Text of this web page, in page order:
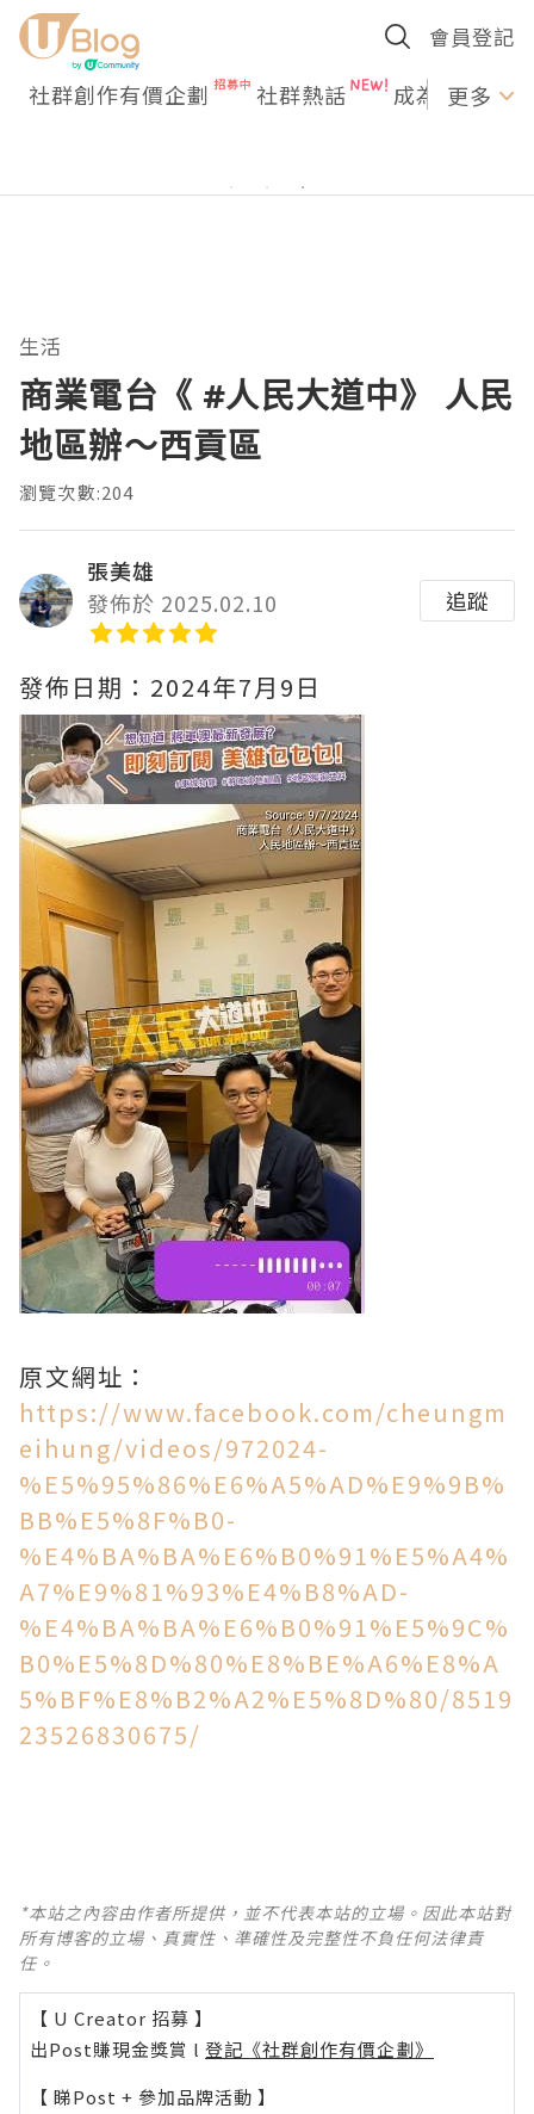
會員登記
社群創作有價企劃 社群熱話 成為U更多
生活
商業電台《 #人民大道中》 人民
地區辦～西貢區
瀏覽次數:204
張美雄
發佈於 2025.02.10
追蹤
發佈日期：2024年7月9日
原文網址：
https://www.facebook.com/cheungm
eihung/videos/972024-
%E5%95%86%E6%A5%AD%E9%9B%
BB%E5%8F%B0-
%E4%BA%BA%E6%B0%91%E5%A4%
A7%E9%81%93%E4%B8%AD-
%E4%BA%BA%E6%B0%91%E5%9C%
B0%E5%8D%80%E8%BE%A6%E8%A
5%BF%E8%B2%A2%E5%8D%80/8519
23526830675/
*本站之內容由作者所提供，並不代表本站的立場。因此本站對
所有博客的立場、真實性、準確性及完整性不負任何法律責
任。
【 U Creator 招募 】
出Post賺現金獎賞 l 登記《社群創作有價企劃》
【 睇Post + 參加品牌活動 】